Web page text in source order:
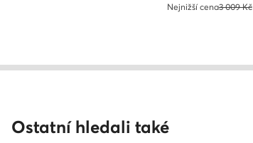
Nejnižší cena3 009 Kč
Ostatní hledali také